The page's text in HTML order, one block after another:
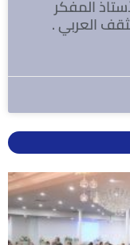
المفكر
العربي .